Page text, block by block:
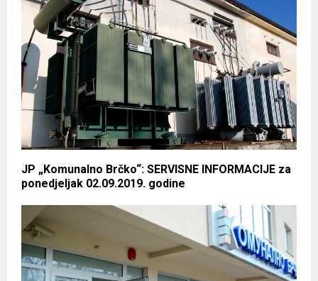
JP „Komunalno Brčko“: SERVISNE INFORMACIJE za
ponedjeljak 02.09.2019. godine